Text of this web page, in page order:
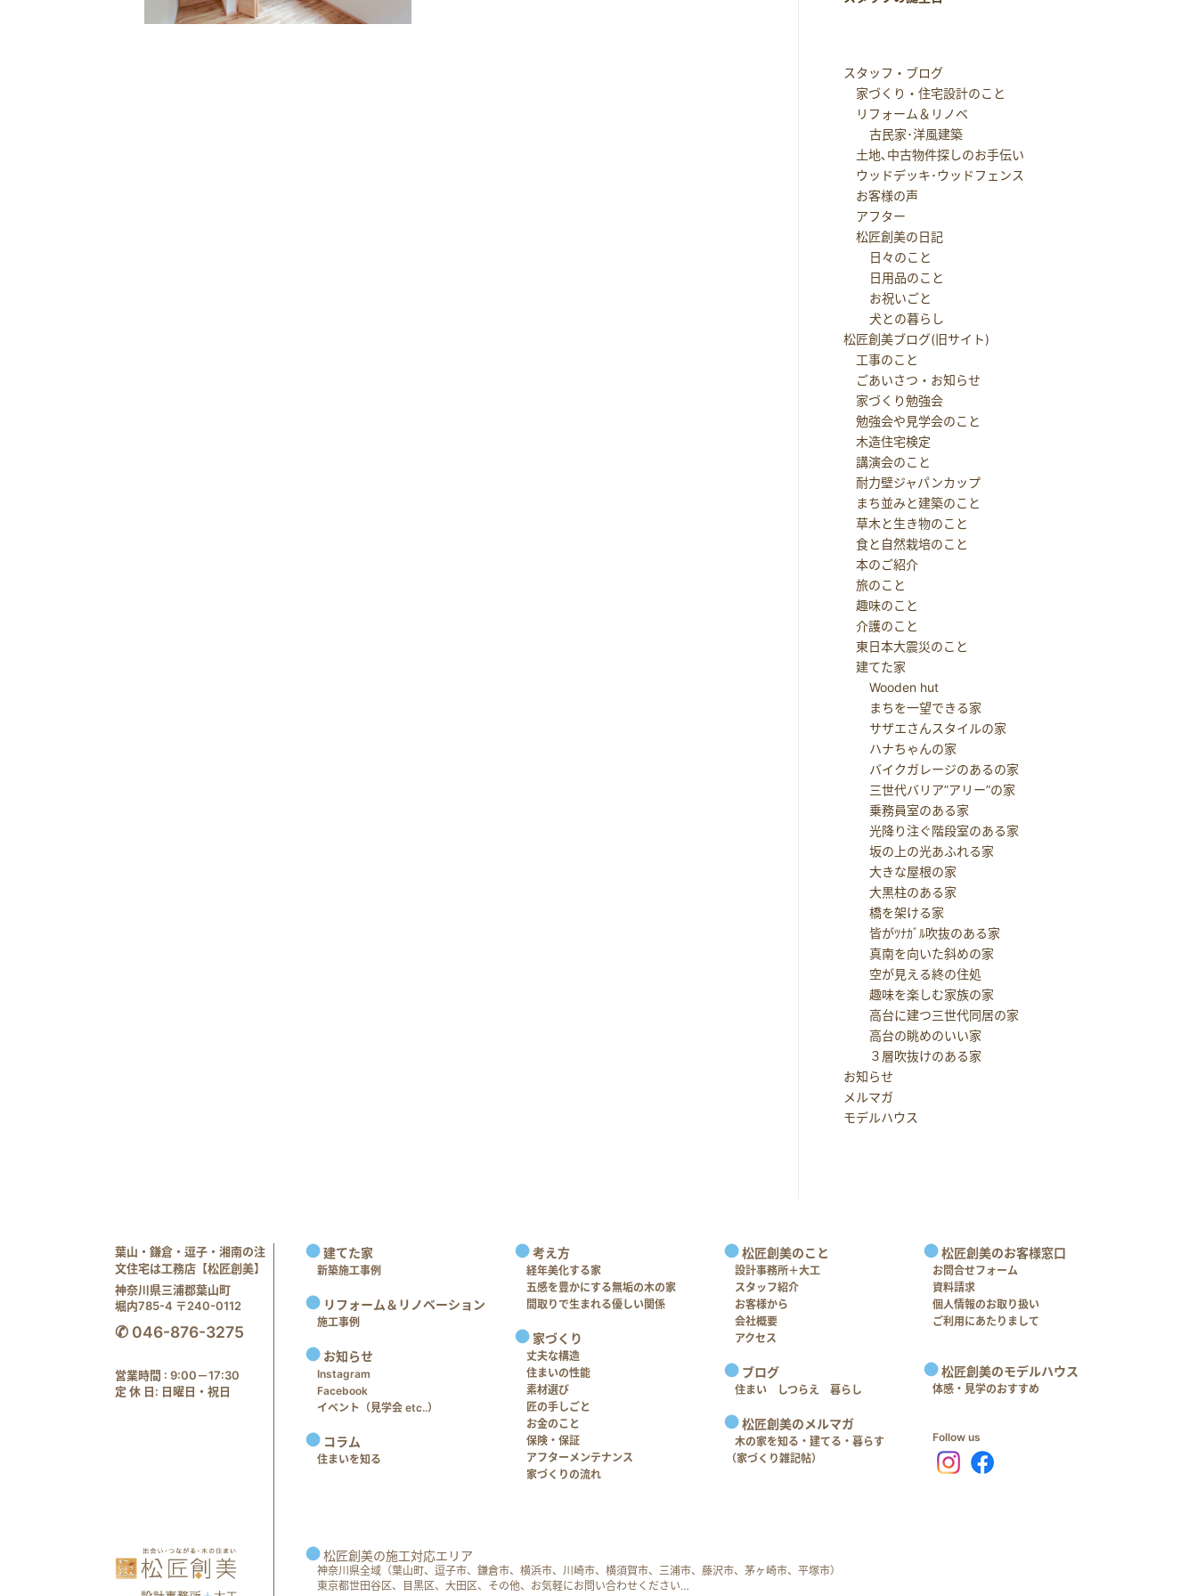
スタッフ・ブログ
家づくり・住宅設計のこと
リフォーム＆リノベ
古民家･洋風建築
土地､中古物件探しのお手伝い
ウッドデッキ･ウッドフェンス
お客様の声
アフター
松匠創美の日記
日々のこと
日用品のこと
お祝いごと
犬との暮らし
松匠創美ブログ(旧サイト)
工事のこと
ごあいさつ・お知らせ
家づくり勉強会
勉強会や見学会のこと
木造住宅検定
講演会のこと
耐力壁ジャパンカップ
まち並みと建築のこと
草木と生き物のこと
食と自然栽培のこと
本のご紹介
旅のこと
趣味のこと
介護のこと
東日本大震災のこと
建てた家
Wooden hut
まちを一望できる家
サザエさんスタイルの家
ハナちゃんの家
バイクガレージのあるの家
三世代バリア”アリー”の家
乗務員室のある家
光降り注ぐ階段室のある家
坂の上の光あふれる家
大きな屋根の家
大黒柱のある家
橋を架ける家
皆がﾂﾅｶﾞﾙ吹抜のある家
真南を向いた斜めの家
空が見える終の住処
趣味を楽しむ家族の家
高台に建つ三世代同居の家
高台の眺めのいい家
３層吹抜けのある家
お知らせ
メルマガ
モデルハウス
葉山・鎌倉・逗子・湘南の注
文住宅は工務店【松匠創美】
神奈川県三浦郡葉山町
堀内785-4 〒240-0112
✆ 046-876-3275
営業時間 : 9:00－17:30
定 休 日: 日曜日・祝日
建てた家
新築施工事例
リフォーム＆リノベーション
施工事例
お知らせ
Instagram
Facebook
イベント（見学会 etc..）
コラム
住まいを知る
考え方
経年美化する家
五感を豊かにする無垢の木の家
間取りで生まれる優しい関係
家づくり
丈夫な構造
住まいの性能
素材選び
匠の手しごと
お金のこと
保険・保証
アフターメンテナンス
家づくりの流れ
松匠創美のこと
設計事務所＋大工
スタッフ紹介
お客様から
会社概要
アクセス
ブログ
住まい しつらえ 暮らし
松匠創美のメルマガ
木の家を知る・建てる・暮らす
（家づくり雑記帖）
松匠創美のお客様窓口
お問合せフォーム
資料請求
個人情報のお取り扱い
ご利用にあたりまして
松匠創美のモデルハウス
体感・見学のおすすめ
Follow us
松匠創美の施工対応エリア
神奈川県全域（葉山町、逗子市、鎌倉市、横浜市、川崎市、横須賀市、三浦市、藤沢市、茅ヶ崎市、平塚市）
東京都世田谷区、目黒区、大田区、その他、お気軽にお問い合わせください…